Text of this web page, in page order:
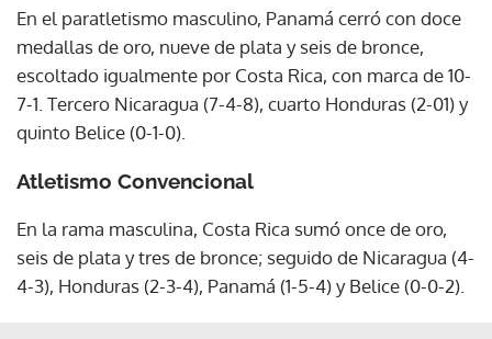
En el paratletismo masculino, Panamá cerró con doce
medallas de oro, nueve de plata y seis de bronce,
escoltado igualmente por Costa Rica, con marca de 10-
7-1. Tercero Nicaragua (7-4-8), cuarto Honduras (2-01) y
quinto Belice (0-1-0).
Atletismo Convencional
En la rama masculina, Costa Rica sumó once de oro,
seis de plata y tres de bronce; seguido de Nicaragua (4-
4-3), Honduras (2-3-4), Panamá (1-5-4) y Belice (0-0-2).